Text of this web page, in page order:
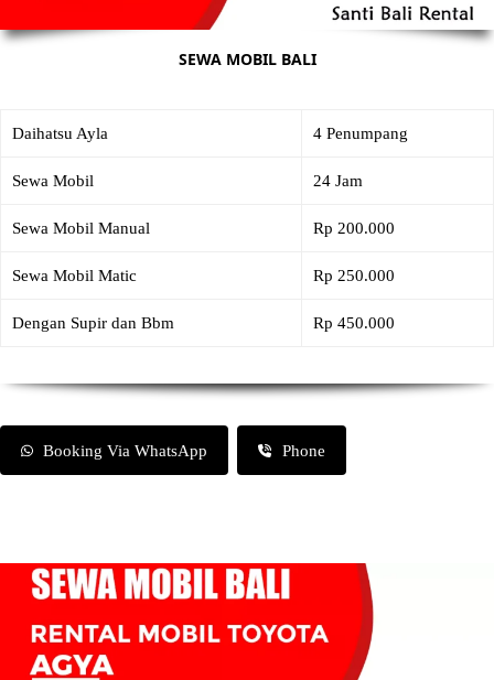
SEWA MOBIL BALI
Daihatsu Ayla 4 Penumpang
Sewa Mobil 24 Jam
Sewa Mobil Manual Rp 200.000
Sewa Mobil Matic Rp 250.000
Dengan Supir dan Bbm Rp 450.000
Booking Via WhatsApp Phone